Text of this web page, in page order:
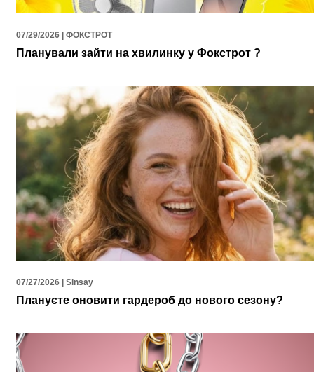
07/29/2026 | ФОКСТРОТ
Планували зайти на хвилинку у Фокстрот ?
07/27/2026 | Sinsay
Плануєте оновити гардероб до нового сезону?